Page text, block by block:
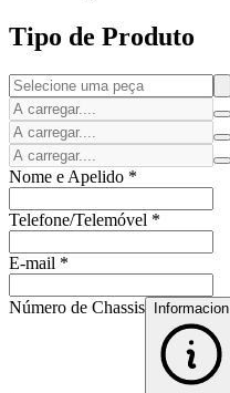
Tipo de Produto
Nome e Apelido *
Telefone/Telemóvel *
E-mail *
Número de Chassis Informacion